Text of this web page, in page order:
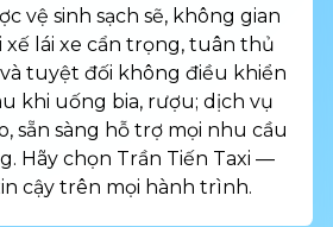
vệ sinh sạch sẽ, không gian
xế lái xe cẩn trọng, tuân thủ
tuyệt đối không điều khiển
khi uống bia, rượu; dịch vụ
sẵn sàng hỗ trợ mọi nhu cầu
Hãy chọn Trần Tiến Taxi —
cậy trên mọi hành trình.